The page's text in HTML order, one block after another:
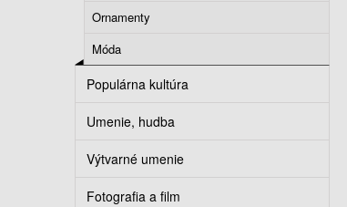
Ornamenty
Móda
Populárna kultúra
Umenie, hudba
Výtvarné umenie
Fotografia a film